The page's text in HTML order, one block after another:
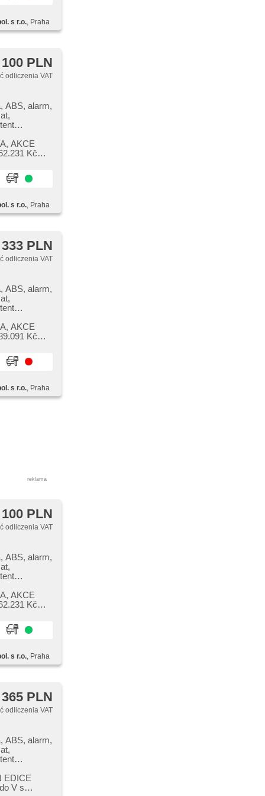
přístrojový
(PEBS),
mech.
s r.o., Praha
PLN
odliczenia VAT
ABS, alarm,
el.
el.
czujnik
sledování
přístrojový
v
AKCE
Kč
s r.o., Praha
PLN
odliczenia VAT
ABS, alarm,
el.
el.
czujnik
start-stop
AKCE
Kč
s r.o., Praha
reklama
PLN
odliczenia VAT
ABS, alarm,
el.
el.
czujnik
sledování
přístrojový
v
AKCE
Kč
s r.o., Praha
PLN
odliczenia VAT
ABS, alarm,
el.
V s